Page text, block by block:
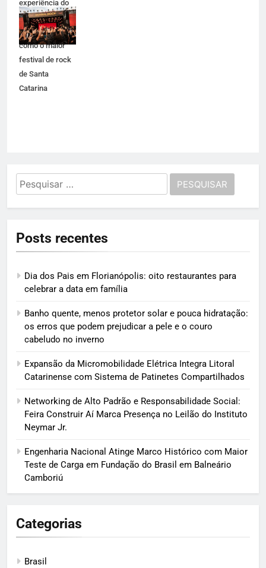
experiência do
público e se
consolidando
como o maior
festival de rock
de Santa
Catarina
Pesquisar
por:
Posts recentes
Dia dos Pais em Florianópolis: oito restaurantes para
celebrar a data em família
Banho quente, menos protetor solar e pouca hidratação:
os erros que podem prejudicar a pele e o couro
cabeludo no inverno
Expansão da Micromobilidade Elétrica Integra Litoral
Catarinense com Sistema de Patinetes Compartilhados
Networking de Alto Padrão e Responsabilidade Social:
Feira Construir Aí Marca Presença no Leilão do Instituto
Neymar Jr.
Engenharia Nacional Atinge Marco Histórico com Maior
Teste de Carga em Fundação do Brasil em Balneário
Camboriú
Categorias
Brasil